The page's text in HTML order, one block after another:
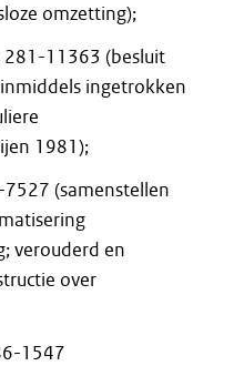
omzetting);
281-11363 (besluit
ingetrokken
1981);
(samenstellen
verouderd en
over
1547